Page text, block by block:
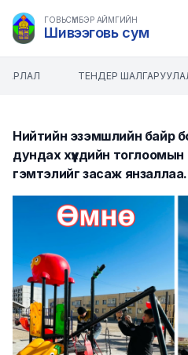
ГОВЬСҮМБЭР АЙМГИЙН
Шивээговь сум
ТЕНДЕР
Нийтийн эзэмшлийн байр
дундах хүүхдийн
гэмтэлийг засаж янзаллаа.